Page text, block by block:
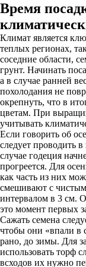
Время
Климат является
теплых регионах,
соседние области,
грунт. Начинать
а в случае ранней
похолодания не
окрепнуть, что в
цветам. При
учитывать
Если говорить об
следует проводить
случае годеция
прогреется. Для
как часть из них
смешивают с
интервалом в 3 см.
это момент первых
Сажать семена
чтобы они «впали в
рано, до зимы. Для
использовать торф
всходов их нужно